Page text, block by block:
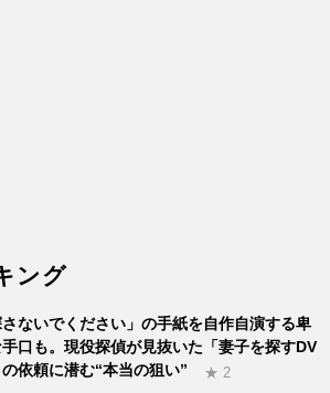
ング
さないでください」の手紙を自作自演する卑
口も。現役探偵が見抜いた「妻子を探すDV
依頼に潜む“本当の狙い”
★ 2